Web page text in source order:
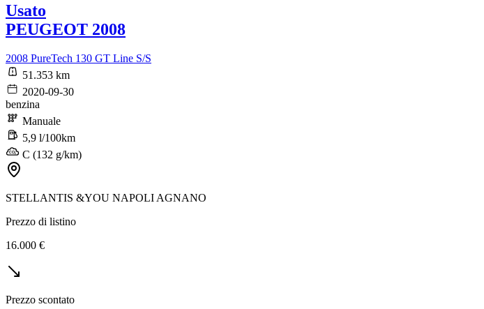
Usato
PEUGEOT 2008
2008 PureTech 130 GT Line S/S
51.353 km
2020-09-30
benzina
Manuale
5,9 l/100km
C (132 g/km)
STELLANTIS &YOU NAPOLI AGNANO
Prezzo di listino
16.000 €
Prezzo scontato